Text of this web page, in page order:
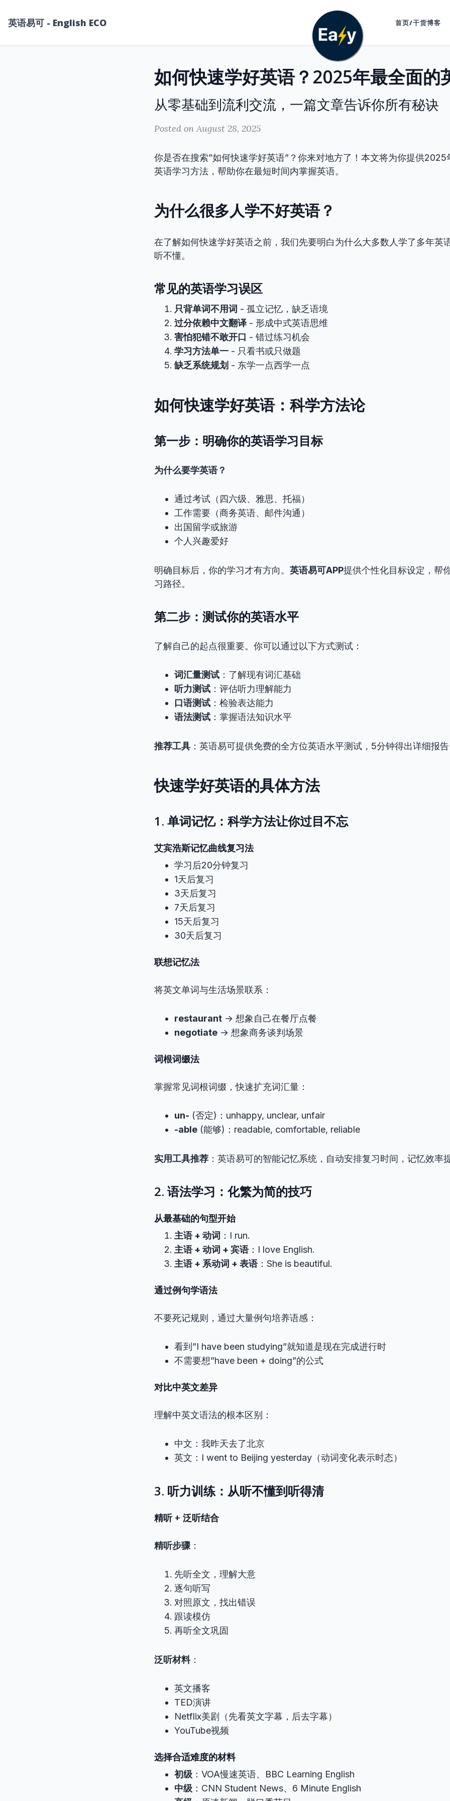
英语易可 - English ECO 首页/干货博客
从零基础到流利交流，一篇文章告诉你所有秘诀
Posted on August 28, 2025
你是否在搜索”如何快速学好英语”？你来对地方了！本文将为你提供2025
英语学习方法，帮助你在最短时间内掌握英语。
为什么很多人学不好英语？
在了解如何快速学好英语之前，我们先要明白为什么大多数人学了多年英
听不懂。
常见的英语学习误区
只背单词不用词 - 孤立记忆，缺乏语境
过分依赖中文翻译 - 形成中式英语思维
害怕犯错不敢开口 - 错过练习机会
学习方法单一 - 只看书或只做题
缺乏系统规划 - 东学一点西学一点
如何快速学好英语：科学方法论
第一步：明确你的英语学习目标
为什么要学英语？
通过考试（四六级、雅思、托福）
工作需要（商务英语、邮件沟通）
出国留学或旅游
个人兴趣爱好
明确目标后，你的学习才有方向。 英语易可APP提供个性化目标设定，帮
习路径。
第二步：测试你的英语水平
了解自己的起点很重要。你可以通过以下方式测试：
词汇量测试 ：了解现有词汇基础
听力测试 ：评估听力理解能力
口语测试 ：检验表达能力
语法测试 ：掌握语法知识水平
推荐工具 ：英语易可提供免费的全方位英语水平测试，5分钟得出详细报
快速学好英语的具体方法
1. 单词记忆：科学方法让你过目不忘
艾宾浩斯记忆曲线复习法
学习后20分钟复习
1天后复习
3天后复习
7天后复习
15天后复习
30天后复习
联想记忆法
将英文单词与生活场景联系：
restaurant → 想象自己在餐厅点餐
negotiate → 想象商务谈判场景
词根词缀法
掌握常见词根词缀，快速扩充词汇量：
un- (否定)：unhappy, unclear, unfair
-able (能够)：readable, comfortable, reliable
实用工具推荐 ：英语易可的智能记忆系统，自动安排复习时间，记忆效率
2. 语法学习：化繁为简的技巧
从最基础的句型开始
主语 + 动词 ：I run.
主语 + 动词 + 宾语：I love English.
主语 + 系动词 + 表语：She is beautiful.
通过例句学语法
不要死记规则，通过大量例句培养语感：
看到”I have been studying”就知道是现在完成进行时
不需要想”have been + doing”的公式
对比中英文差异
理解中英文语法的根本区别：
中文：我昨天去了北京
英文：I went to Beijing yesterday（动词变化表示时态）
3. 听力训练：从听不懂到听得清
精听 + 泛听结合
精听步骤 ：
先听全文，理解大意
逐句听写
对照原文，找出错误
跟读模仿
再听全文巩固
泛听材料：
英文播客
TED演讲
Netflix美剧（先看英文字幕，后去字幕）
YouTube视频
选择合适难度的材料
初级 ：VOA慢速英语、BBC Learning English
中级 ：CNN Student News、6 Minute English